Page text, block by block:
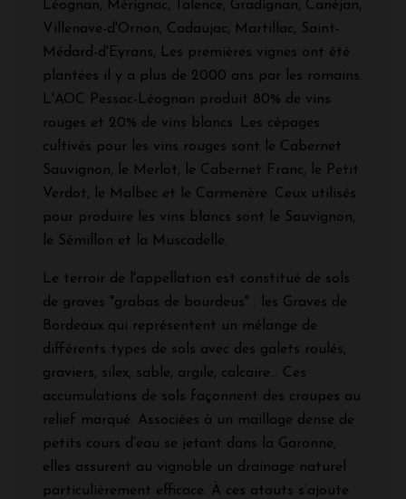
Léognan, Mérignac, Talence, Gradignan, Canéjan,
Villenave-d'Ornon, Cadaujac, Martillac, Saint-
Médard-d'Eyrans, Les premières vignes ont été
plantées il y a plus de 2000 ans par les romains.
L'AOC Pessac-Léognan produit 80% de vins
rouges et 20% de vins blancs. Les cépages
cultivés pour les vins rouges sont le Cabernet
Sauvignon, le Merlot, le Cabernet Franc, le Petit
Verdot, le Malbec et le Carmenère. Ceux utilisés
pour produire les vins blancs sont le Sauvignon,
le Sémillon et la Muscadelle.
Le terroir de l'appellation est constitué de sols
de graves "grabas de bourdeus" : les Graves de
Bordeaux qui représentent un mélange de
différents types de sols avec des galets roulés,
graviers, silex, sable, argile, calcaire... Ces
accumulations de sols façonnent des croupes au
relief marqué. Associées à un maillage dense de
petits cours d’eau se jetant dans la Garonne,
elles assurent au vignoble un drainage naturel
particulièrement efficace. À ces atouts s’ajoute